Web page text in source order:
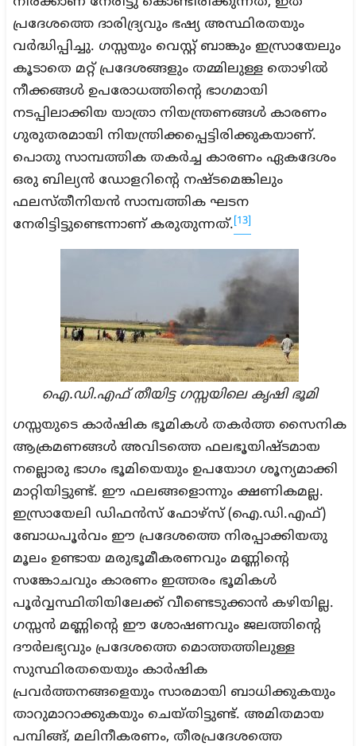
പ്രദേശത്തെ ദാരിദ്ര്യവും ഭഷ്യ അസ്ഥിരതയും
വർദ്ധിപ്പിച്ചു. ഗസ്സയും വെസ്റ്റ് ബാങ്കും ഇസ്രായേലും
കൂടാതെ മറ്റ് പ്രദേശങ്ങളും തമ്മിലുള്ള തൊഴിൽ
നീക്കങ്ങൾ ഉപരോധത്തിന്റെ ഭാഗമായി
നടപ്പിലാക്കിയ യാത്രാ നിയന്ത്രണങ്ങൾ കാരണം
ഗുരുതരമായി നിയന്ത്രിക്കപ്പെട്ടിരിക്കുകയാണ്.
പൊതു സാമ്പത്തിക തകർച്ച കാരണം ഏകദേശം
ഒരു ബില്യൻ ഡോളറിന്റെ നഷ്ടമെങ്കിലും
ഫലസ്തീനിയൻ സാമ്പത്തിക ഘടന
നേരിട്ടിട്ടുണ്ടെന്നാണ് കരുതുന്നത്. [13]
ഐ.ഡി.എഫ് തീയിട്ട ഗസ്സയിലെ കൃഷി ഭൂമി
ഗസ്സയുടെ കാർഷിക ഭൂമികൾ തകർത്ത സൈനിക
ആക്രമണങ്ങൾ അവിടത്തെ ഫലഭൂയിഷ്ടമായ
നല്ലൊരു ഭാഗം ഭൂമിയെയും ഉപയോഗ ശൂന്യമാക്കി
മാറ്റിയിട്ടുണ്ട്. ഈ ഫലങ്ങളൊന്നും ക്ഷണികമല്ല.
ഇസ്രായേലി ഡിഫൻസ് ഫോഴ്‌സ് (ഐ.ഡി.എഫ്)
ബോധപൂർവം ഈ പ്രദേശത്തെ നിരപ്പാക്കിയതു
മൂലം ഉണ്ടായ മരുഭൂമീകരണവും മണ്ണിന്റെ
സങ്കോചവും കാരണം ഇത്തരം ഭൂമികൾ
പൂർവ്വസ്ഥിതിയിലേക്ക് വീണ്ടെടുക്കാൻ കഴിയില്ല.
ഗസ്സൻ മണ്ണിന്റെ ഈ ശോഷണവും ജലത്തിന്റെ
ദൗർലഭ്യവും പ്രദേശത്തെ മൊത്തത്തിലുള്ള
സുസ്ഥിരതയെയും കാർഷിക
പ്രവർത്തനങ്ങളെയും സാരമായി ബാധിക്കുകയും
താറുമാറാക്കുകയും ചെയ്തിട്ടുണ്ട്. അമിതമായ
പമ്പിങ്ങ്, മലിനീകരണം, തീരപ്രദേശത്തെ